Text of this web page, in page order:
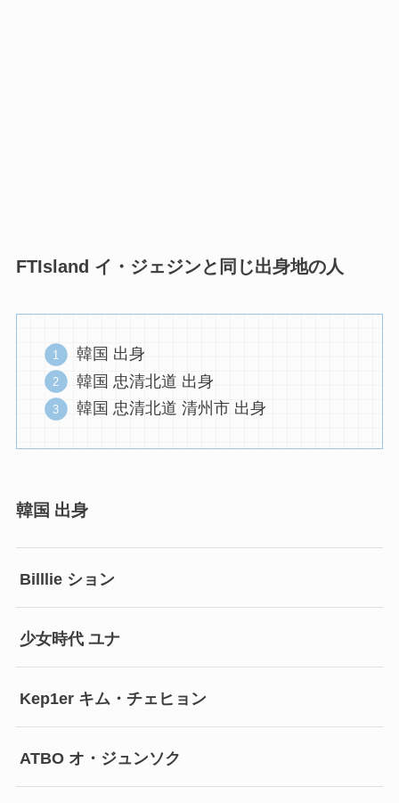
FTIsland イ・ジェジンと同じ出身地の人
韓国 出身
韓国 忠清北道 出身
韓国 忠清北道 清州市 出身
韓国 出身
Billlie ション
少女時代 ユナ
Kep1er キム・チェヒョン
ATBO オ・ジュンソク